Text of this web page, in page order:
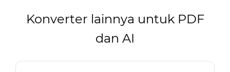
Konverter lainnya untuk PDF
dan AI